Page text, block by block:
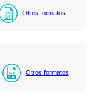
Otros formatos
Otros formatos